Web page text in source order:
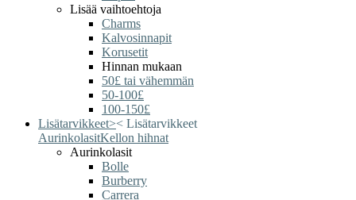
Lisää vaihtoehtoja
Charms
Kalvosinnapit
Korusetit
Hinnan mukaan
50£ tai vähemmän
50-100£
100-150£
Lisätarvikkeet>< Lisätarvikkeet
AurinkolasitKellon hihnat
Aurinkolasit
Bolle
Burberry
Carrera